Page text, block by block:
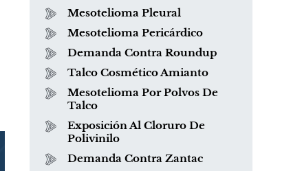
Mesotelioma Pleural
Mesotelioma Pericárdico
Demanda Contra Roundup
Talco Cosmético Amianto
Mesotelioma Por Polvos De
Talco
Exposición Al Cloruro De
Polivinilo
Demanda Contra Zantac